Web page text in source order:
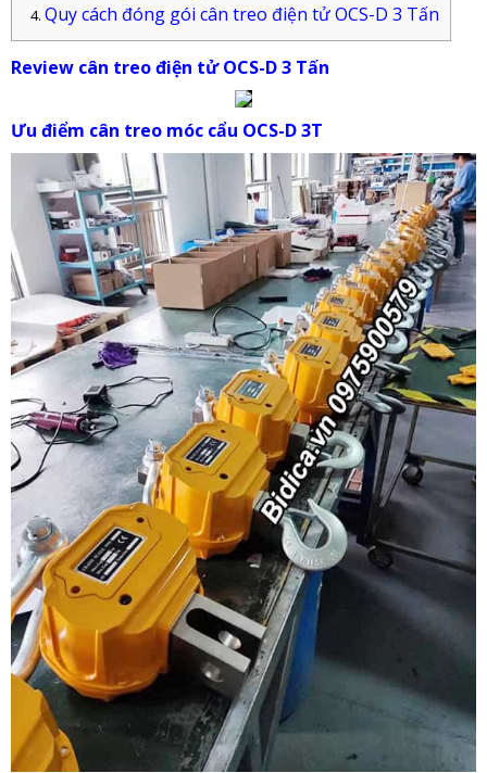
Quy cách đóng gói cân treo điện tử OCS-D 3 Tấn
Review cân treo điện tử OCS-D 3 Tấn
Ưu điểm cân treo móc cẩu OCS-D 3T